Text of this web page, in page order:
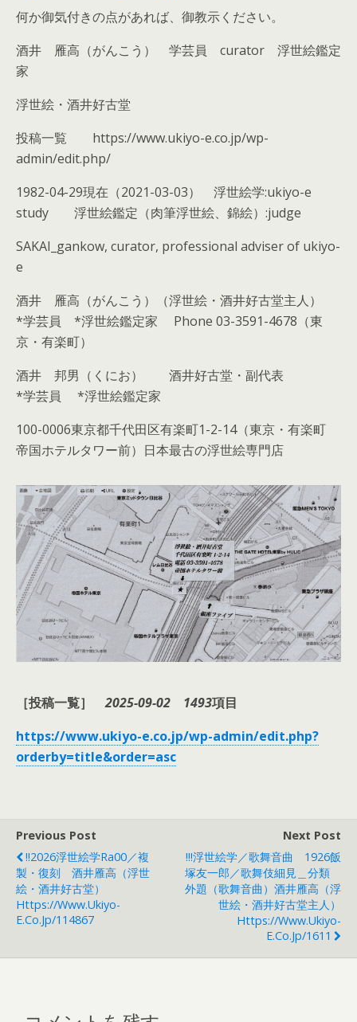
何か御気付きの点があれば、御教示ください。
酒井 雁高（がんこう） 学芸員 curator 浮世絵鑑定
家
浮世絵・酒井好古堂
投稿一覧 https://www.ukiyo-e.co.jp/wp-
admin/edit.php/
1982-04-29現在（2021-03-03） 浮世絵学:ukiyo-e
study 浮世絵鑑定（肉筆浮世絵、錦絵）:judge
SAKAI_gankow, curator, professional adviser of ukiyo-
e
酒井 雁高（がんこう）（浮世絵・酒井好古堂主人）
*学芸員 *浮世絵鑑定家 Phone 03-3591-4678（東
京・有楽町）
酒井 邦男（くにお） 酒井好古堂・副代表
*学芸員 *浮世絵鑑定家
100-0006東京都千代田区有楽町1-2-14（東京・有楽町
帝国ホテルタワー前）日本最古の浮世絵専門店
［投稿一覧］2025-09-02 1493項目
https://www.ukiyo-e.co.jp/wp-admin/edit.php?
orderby=title&order=asc
Previous Post
!!2026浮世絵学Ra00／複
製・復刻 酒井雁高（浮世
絵・酒井好古堂）
Https://www.ukiyo-
E.co.jp/114867
Next Post
!!!浮世絵学／歌舞音曲 1926飯
塚友一郎／歌舞伎細見＿分類
外題（歌舞音曲）酒井雁高（浮
世絵・酒井好古堂主人）
Https://www.ukiyo-
E.co.jp/1611